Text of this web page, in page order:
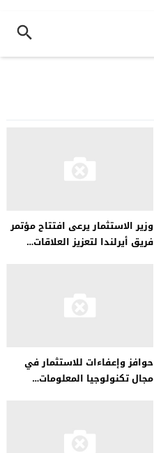
وزير الاستثمار يرعى افتتاح مؤتمر
فريق أيرلندا لتعزيز العلاقات…
حوافز وإعفاءات للاستثمار في
مجال تكنولوجيا المعلومات…